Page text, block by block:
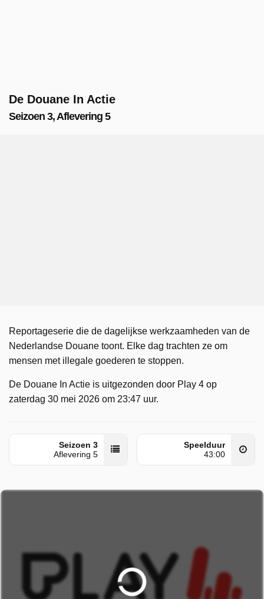
De Douane In Actie
Seizoen 3, Aflevering 5
Reportageserie die de dagelijkse werkzaamheden van de
Nederlandse Douane toont. Elke dag trachten ze om
mensen met illegale goederen te stoppen.
De Douane In Actie is uitgezonden door Play 4 op
zaterdag 30 mei 2026 om 23:47 uur.
Seizoen 3
Aflevering 5
Speelduur
43:00